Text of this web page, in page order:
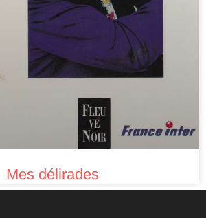
Mes délirades